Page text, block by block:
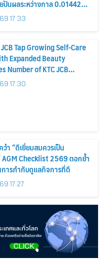
ปันผลระหว่างกาล 0.014423
รึ่งปีหลังมุ่งเติบโตต่อเนื่อง
17:33
Tap Growing Self-Care
Expanded Beauty
Number of KTC JCB
Spending on
Rises 26%
17:30
ว้า “ดีเยี่ยมสมควรเป็น
AGM Checklist 2569 ตอกย้ำ
ารกำกับดูแลกิจการที่ดี
17:27